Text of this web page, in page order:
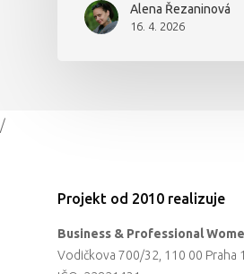
Alena Řezaninová
16. 4. 2026
/
Projekt od 2010 realizuje
Business & Professional
Vodičkova 700/32, 110 00 Praha 1